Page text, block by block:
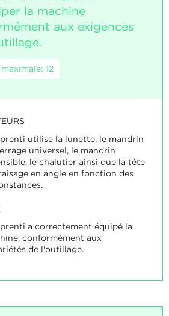
la machine
aux exigences
12
utilise la lunette, le mandrin
universel, le mandrin
le chalutier ainsi que la tête
en angle en fonction des
a correctement équipé la
conformément aux
de l'outillage.